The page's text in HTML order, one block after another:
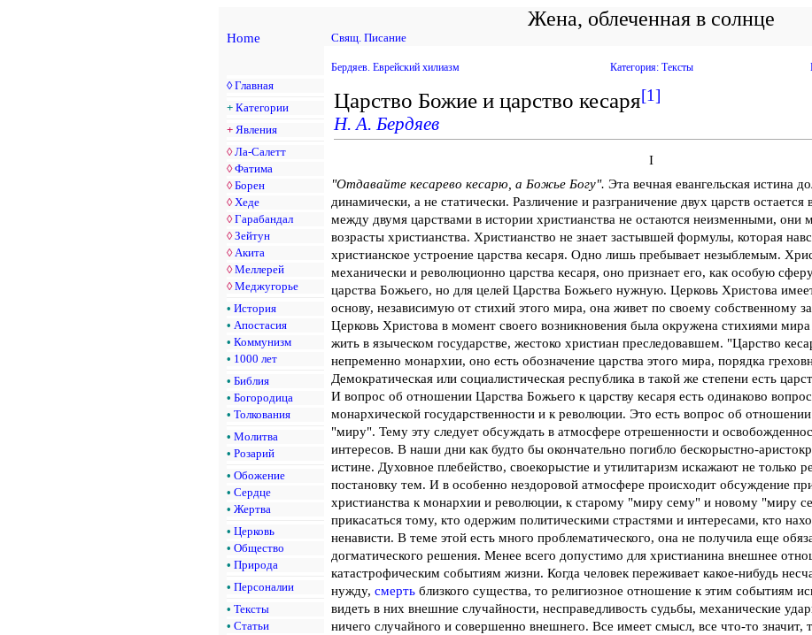
Жена, облеченная в солнце
Home Свящ. Писание
◊ Главная
+ Категории
+ Явления
◊ Ла-Салетт
◊ Фатима
◊ Борен
◊ Хеде
◊ Гарабандал
◊ Зейтун
◊ Акита
◊ Меллерей
◊ Меджугорье
• История
• Апостасия
• Коммунизм
• 1000 лет
• Библия
• Богородица
• Толкования
• Молитва
• Розарий
• Обожение
• Сердце
• Жертва
• Церковь
• Общество
• Природа
• Персоналии
• Тексты
• Статьи
Бердяев. Еврейский хилиазм Категория: Тексты
Царство Божие и царство кесаря[1]
Н. А. Бердяев
I
"Отдавайте кесарево кесарю, а Божье Богу". Эта вечная евангельская истина
динамически, а не статически. Различение и разграничение двух царств
между двумя царствами в истории христианства не остаются неизменными, они
возрасты христианства. Христианство не знает застывшей формулы, которая
христианское устроение царства кесаря. Одно лишь пребывает незыблемым.
механически и революционно царства кесаря, оно признает его, как особую
царства Божьего, но для целей Царства Божьего нужную. Церковь Христова
основу, независимую от стихий этого мира, она живет по своему собственному
Церковь Христова в момент своего возникновения была окружена стихиями
жить в языческом государстве, жестоко христиан преследовавшем. "Царство
непременно монархии, оно есть обозначение царства этого мира, порядка
Демократическая или социалистическая республика в такой же степени есть
И вопрос об отношении Царства Божьего к царству кесаря есть одинаково
монархической государственности и к революции. Это есть вопрос об
"миру". Тему эту следует обсуждать в атмосфере отрешенности и
интересов. В наши дни как будто бы окончательно погибло бескорыстно-
истине. Духовное плебейство, своекорыстие и утилитаризм искажают не только
постановку тем. И в особенно нездоровой атмосфере происходит обсуждение
христианства к монархии и революции, к старому "миру сему" и новому "миру
прикасаться тому, кто одержим политическими страстями и интересами, кто
ненависти. В теме этой есть много проблематического, она не получила еще
догматического решения. Менее всего допустимо для христианина внешнее
катастрофическим событиям жизни. Когда человек переживает какое-нибудь
нужду, смерть близкого существа, то религиозное отношение к этим событиям
видеть в них внешние случайности, несправедливость судьбы, механические
ничего случайного и совершенно внешнего. Все имеет смысл, все что-то значит,